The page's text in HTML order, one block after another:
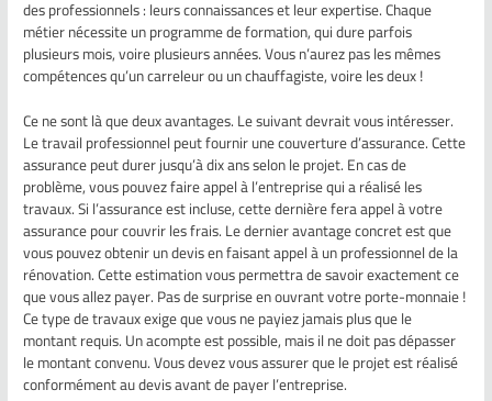
des professionnels : leurs connaissances et leur expertise. Chaque
métier nécessite un programme de formation, qui dure parfois
plusieurs mois, voire plusieurs années. Vous n’aurez pas les mêmes
compétences qu’un carreleur ou un chauffagiste, voire les deux !
Ce ne sont là que deux avantages. Le suivant devrait vous intéresser.
Le travail professionnel peut fournir une couverture d’assurance. Cette
assurance peut durer jusqu’à dix ans selon le projet. En cas de
problème, vous pouvez faire appel à l’entreprise qui a réalisé les
travaux. Si l’assurance est incluse, cette dernière fera appel à votre
assurance pour couvrir les frais. Le dernier avantage concret est que
vous pouvez obtenir un devis en faisant appel à un professionnel de la
rénovation. Cette estimation vous permettra de savoir exactement ce
que vous allez payer. Pas de surprise en ouvrant votre porte-monnaie !
Ce type de travaux exige que vous ne payiez jamais plus que le
montant requis. Un acompte est possible, mais il ne doit pas dépasser
le montant convenu. Vous devez vous assurer que le projet est réalisé
conformément au devis avant de payer l’entreprise.